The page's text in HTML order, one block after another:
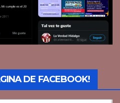
DE FACEBOOK!